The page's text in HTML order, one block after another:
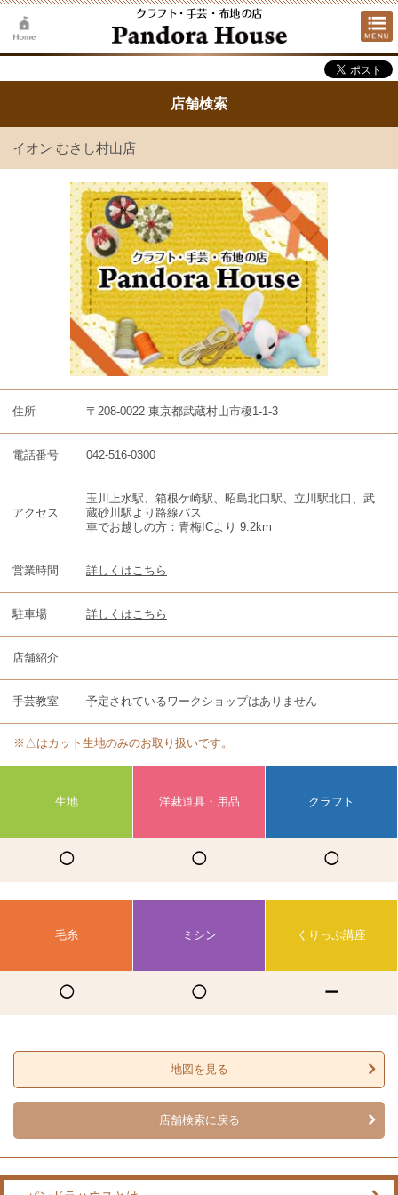
店舗検索
イオン むさし村山店
住所 〒208-0022 東京都武蔵村山市榎1-1-3
電話番号 042-516-0300
アクセス
玉川上水駅、箱根ケ崎駅、昭島北口駅、立川駅北口、武
蔵砂川駅より路線バス
車でお越しの方：青梅ICより 9.2km
営業時間 詳しくはこちら
駐車場 詳しくはこちら
店舗紹介
手芸教室 予定されているワークショップはありません
※△はカット生地のみのお取り扱いです。
生地 洋裁道具・用品 クラフト
◯ ◯ ◯
毛糸 ミシン くりっぷ講座
◯ ◯ ー
地図を見る
店舗検索に戻る